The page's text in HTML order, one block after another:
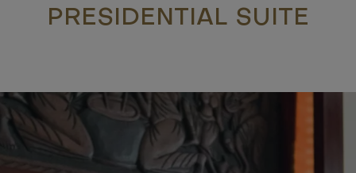
PRESIDENTIAL SUITE